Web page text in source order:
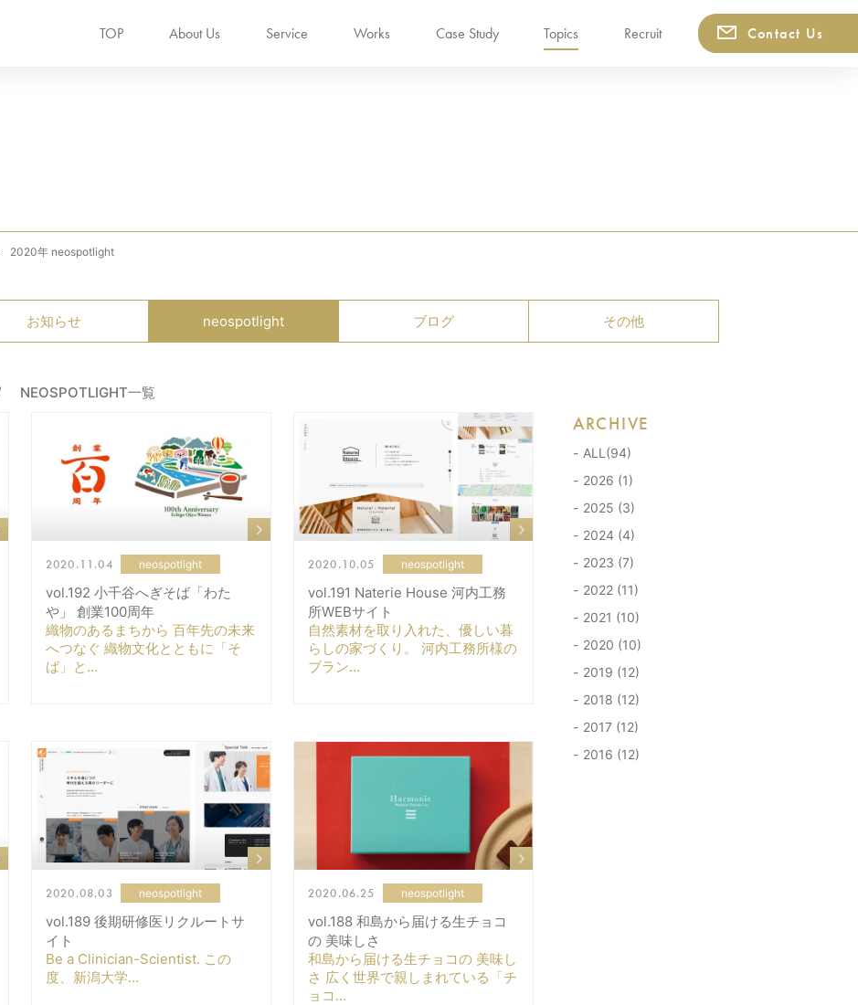
TOP About Us Service Works Case Study Topics Recruit Contact Us
2020年 neospotlight
お知らせ neospotlight ブログ その他
NEOSPOTLIGHT一覧
2020.11.04 neospotlight
vol.192 小千谷へぎそば「わた
や」 創業100周年
織物のあるまちから 百年先の未来
へつなぐ 織物文化とともに「そ
ば」と…
2020.10.05 neospotlight
vol.191 Naterie House 河内工務
所WEBサイト
自然素材を取り入れた、優しい暮
らしの家づくり。 河内工務所様の
ブラン…
2020.08.03 neospotlight
vol.189 後期研修医リクルートサ
イト
Be a Clinician-Scientist. この
度、新潟大学…
2020.06.25 neospotlight
vol.188 和島から届ける生チョコ
の 美味しさ
和島から届ける生チョコの 美味し
さ 広く世界で親しまれている「チ
ョコ…
ARCHIVE
ALL(94)
2026 (1)
2025 (3)
2024 (4)
2023 (7)
2022 (11)
2021 (10)
2020 (10)
2019 (12)
2018 (12)
2017 (12)
2016 (12)